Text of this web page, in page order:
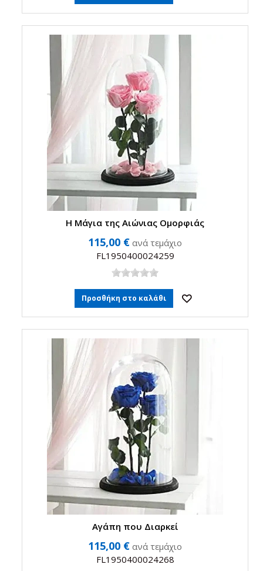
Η Μάγια της Αιώνιας Ομορφιάς
115,00 € ανά τεμάχιο
FL1950400024259
Προσθήκη στο καλάθι
Αγάπη που Διαρκεί
115,00 € ανά τεμάχιο
FL1950400024268